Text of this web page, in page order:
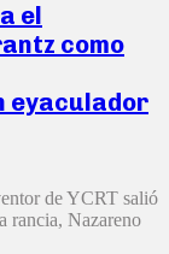
el
como
eyaculador
de YCRT salió
rancia, Nazareno